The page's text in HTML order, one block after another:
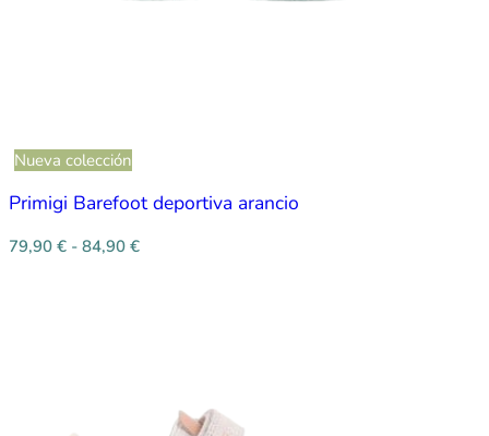
Nueva colección
Primigi Barefoot deportiva arancio
79,90 € - 84,90 €